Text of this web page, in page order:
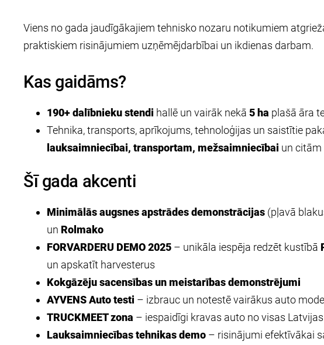
Viens no gada jaudīgākajiem tehnisko nozaru notikumiem
praktiskiem risinājumiem uzņēmējdarbībai un ikdienas darbam.
Kas gaidāms?
190+ dalībnieku stendi hallē un vairāk nekā 5 ha plašā āra
Tehnika, transports, aprīkojums, tehnoloģijas un saistītie
lauksaimniecībai, transportam, mežsaimniecībai un
Šī gada akcenti
Minimālās augsnes apstrādes demonstrācijas (pļavā
un Rolmako
FORVARDERU DEMO 2025 – unikāla iespēja redzēt kustībā
un apskatīt harvesterus
Kokgāzēju sacensības un meistarības demonstrējumi
AYVENS Auto testi – izbrauc un notestē vairākus auto
TRUCKMEET zona – iespaidīgi kravas auto no visas Latvijas
Lauksaimniecības tehnikas demo – risinājumi efektīvākai